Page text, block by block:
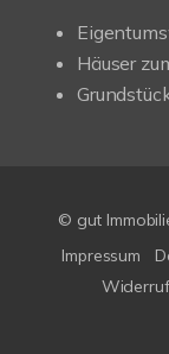
Häuser
© gut
Impressum